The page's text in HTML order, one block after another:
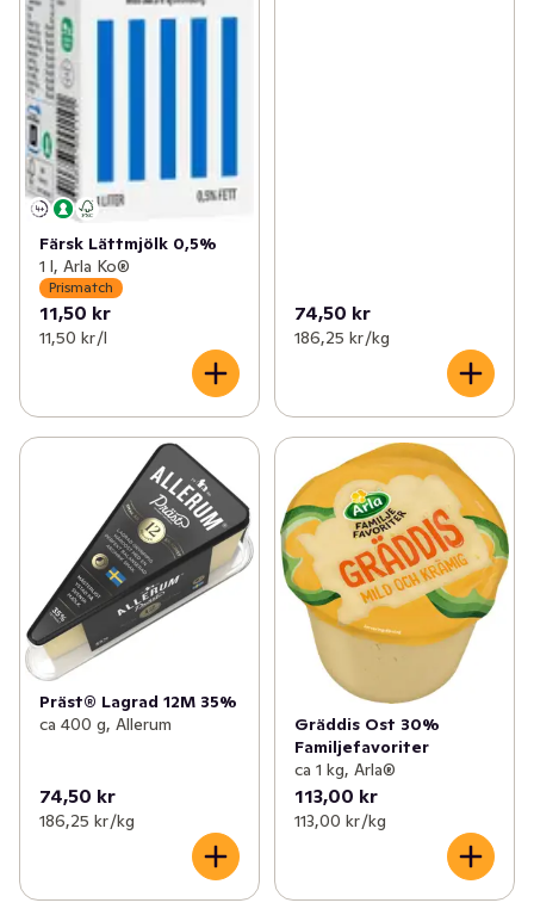
Färsk Lättmjölk 0,5%
1 l, Arla Ko®
Prismatch
11,50 kr
11,50 kr /l
74,50 kr
186,25 kr /kg
Präst® Lagrad 12M 35%
ca 400 g, Allerum
74,50 kr
186,25 kr /kg
Gräddis Ost 30%
Familjefavoriter
ca 1 kg, Arla®
113,00 kr
113,00 kr /kg